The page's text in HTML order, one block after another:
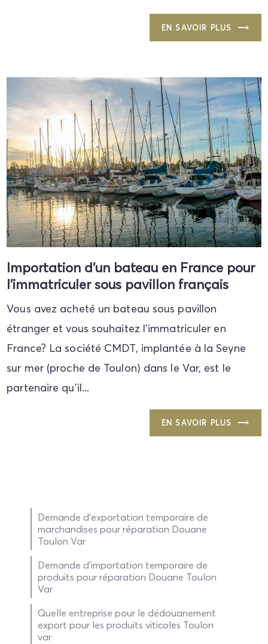
EN SAVOIR PLUS
Importation d'un bateau en France pour
l'immatriculer sous pavillon français
Vous avez acheté un bateau sous pavillon
étranger et vous souhaitez l'immatriculer en
France? La société CMDT, implantée à la Seyne
sur mer (proche de Toulon) dans le Var, est le
partenaire qu'il...
EN SAVOIR PLUS
Demande d'exportation temporaire de
marchandises pour réparation Douane
Toulon Var
Demande d'importation temporaire de
produits pour réparation Douane Toulon
Var
Quelle entreprise pour le dédouanement
export pour les produits viticoles Toulon
var